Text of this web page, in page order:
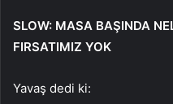
SLOW: MASA BAŞINDA
FIRSATIMIZ YOK
Yavaş dedi ki: